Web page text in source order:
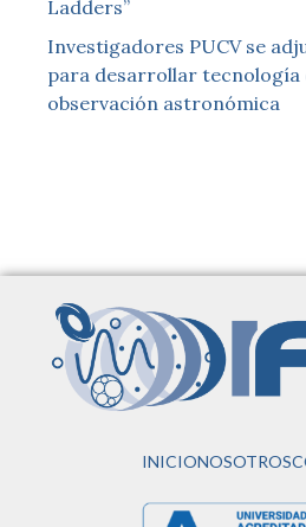
Ladders”
Investigadores PUCV se
para desarrollar tecnología
observación astronómica
INICIONOSOTROS